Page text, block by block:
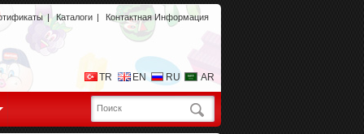
| Каталоги | Контактная Информация
TR EN RU AR